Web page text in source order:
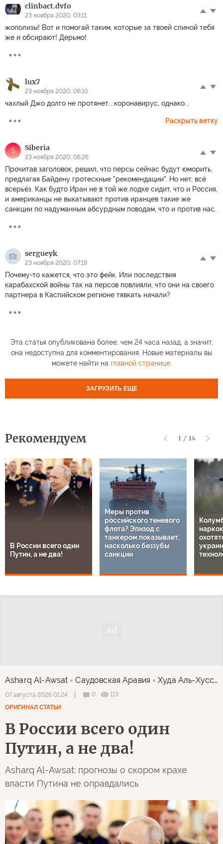
clinbact.dvfo
23 ноября 2020, 03:11
жополизы! Вот и помогай таким, которые за твоей спиной тебя
же и обсирают! Дерьмо!
lux7
23 ноября 2020, 06:10
чахлый Джо долго не протянет....коронавирус, однако...
Раскрыть ветку
S Siberia
23 ноября 2020, 06:26
Прочитав заголовок, решил, что персы сейчас будут юморить,
предлагая Байдену гротескные "рекомендации". Но нет, всё
всерьёз. Как будто Иран не в той же лодке сидит, что и Россия,
и американцы не выкатывают против иранцев такие же
санкции по надуманным абсурдным поводам, что и против нас.
sergueyk
23 ноября 2020, 07:19
Почему-то кажется, что это фейк. Или последствия
карабахской войны так на персов повлияли, что они на своего
партнера в Каспийском регионе тявкать начали?
Эта статья опубликована более, чем 24 часа назад, а значит,
она недоступна для комментирования. Новые материалы вы
можете найти на главной странице.
ЗАГРУЗИТЬ ЕЩЕ
Рекомендуем 1 / 14
В России всего один
Путин, а не два!
Меры против
российского теневого
флота? Эпизод с
танкером показывает,
насколько беззубы
санкции
Asharq Al-Awsat Саудовская Аравия Худа Аль-Хуссейни
07 августа 2026 01:24 0
113
ОРИГИНАЛ СТАТЬИ
В России всего один
Путин, а не два!
Asharq Al-Awsat: прогнозы о скором крахе
власти Путина не оправдались